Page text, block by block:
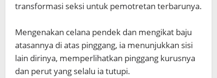
transformasi seksi untuk pemotretan terbarunya.
Mengenakan celana pendek dan mengikat baju
atasannya di atas pinggang, ia menunjukkan sisi
lain dirinya, memperlihatkan pinggang kurusnya
dan perut yang selalu ia tutupi.